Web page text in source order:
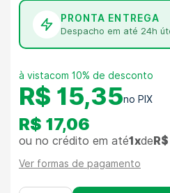
PRONTA ENTREGA
Despacho em até 24h
R$ 15,35
com 10% de desconto
R$ 17,06
ou no crédito em até1xde
Ver formas de pagamento